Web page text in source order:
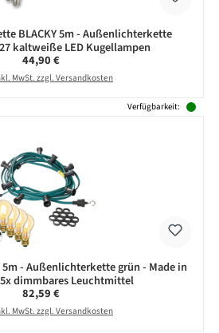
BLACKY 5m - Außenlichterkette
kaltweiße LED Kugellampen
Regulärer Preis:
44,90 €
MwSt. zzgl. Versandkosten
Verfügbarkeit:
- Außenlichterkette grün - Made in
dimmbares Leuchtmittel
Regulärer Preis:
82,59 €
MwSt. zzgl. Versandkosten